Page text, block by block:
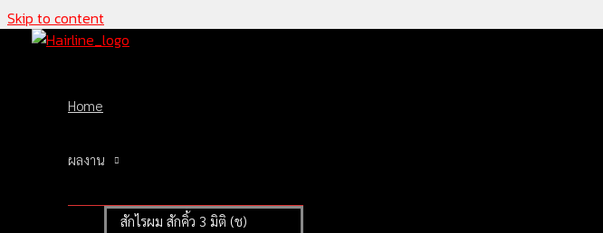
Skip to content
Home
ผลงาน
สักไรผม สักคิ้ว 3 มิติ (ช)